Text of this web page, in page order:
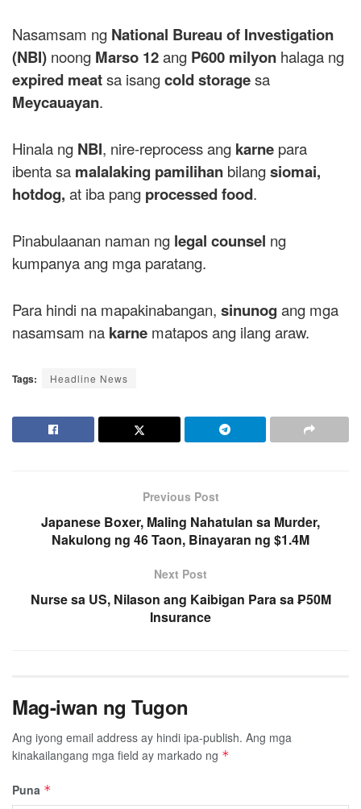
Nasamsam ng National Bureau of Investigation
(NBI) noong Marso 12ang P600 milyon halaga ng
expired meatsa isangcold storagesa
Meycauayan.
Hinala ng NBI, nire-reprocess ang karne para
ibenta sa malalaking pamilihan bilangsiomai,
hotdog, at iba pang processed food.
Pinabulaanan naman ng legal counsel ng
kumpanya ang mga paratang.
Para hindi na mapakinabangan, sinunog ang mga
nasamsam na karne matapos ang ilang araw.
Tags: Headline News
Previous Post
Japanese Boxer, Maling Nahatulan sa Murder,
Nakulong ng 46 Taon, Binayaran ng $1.4M
Next Post
Nurse sa US, Nilason ang Kaibigan Para sa ₱50M
Insurance
Mag-iwan ng Tugon
Ang iyong email address ay hindi ipa-publish. Ang mga
kinakailangang mga field ay markado ng *
Puna *